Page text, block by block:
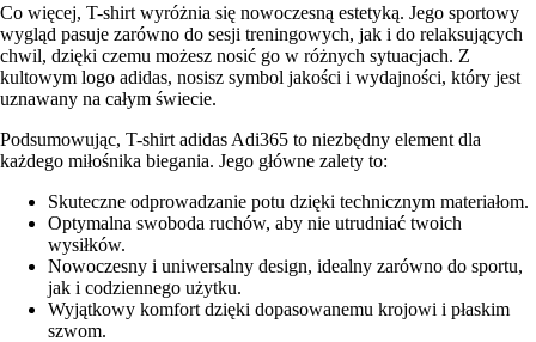
Co więcej, T-shirt wyróżnia się nowoczesną estetyką. Jego sportowy
wygląd pasuje zarówno do sesji treningowych, jak i do relaksujących
chwil, dzięki czemu możesz nosić go w różnych sytuacjach. Z
kultowym logo adidas, nosisz symbol jakości i wydajności, który jest
uznawany na całym świecie.
Podsumowując, T-shirt adidas Adi365 to niezbędny element dla
każdego miłośnika biegania. Jego główne zalety to:
Skuteczne odprowadzanie potu dzięki technicznym materiałom.
Optymalna swoboda ruchów, aby nie utrudniać twoich
wysiłków.
Nowoczesny i uniwersalny design, idealny zarówno do sportu,
jak i codziennego użytku.
Wyjątkowy komfort dzięki dopasowanemu krojowi i płaskim
szwom.